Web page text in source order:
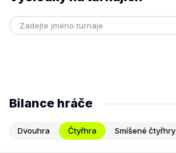
Bilance hráče
Dvouhra Čtyřhra Smíšené čtyřhry